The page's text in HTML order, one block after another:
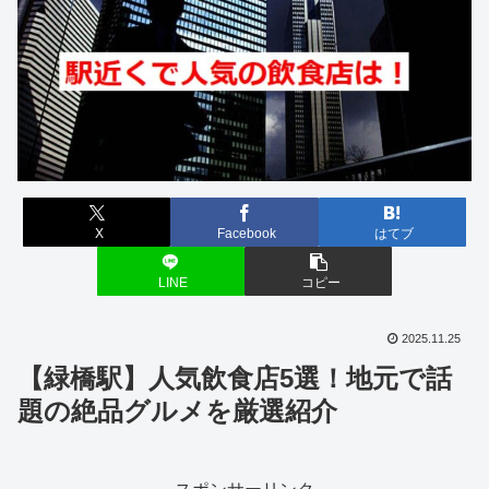
X Facebook はてブ
LINE コピー
2025.11.25
【緑橋駅】人気飲食店5選！地元で話
題の絶品グルメを厳選紹介